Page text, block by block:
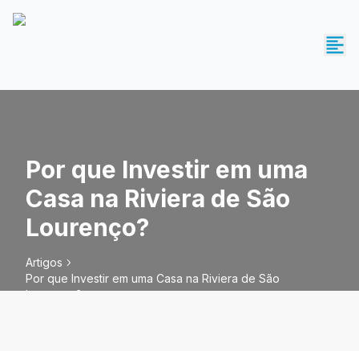
Por que Investir em uma
Casa na Riviera de São
Lourenço?
Artigos
Por que Investir em uma Casa na Riviera de São
Lourenço?